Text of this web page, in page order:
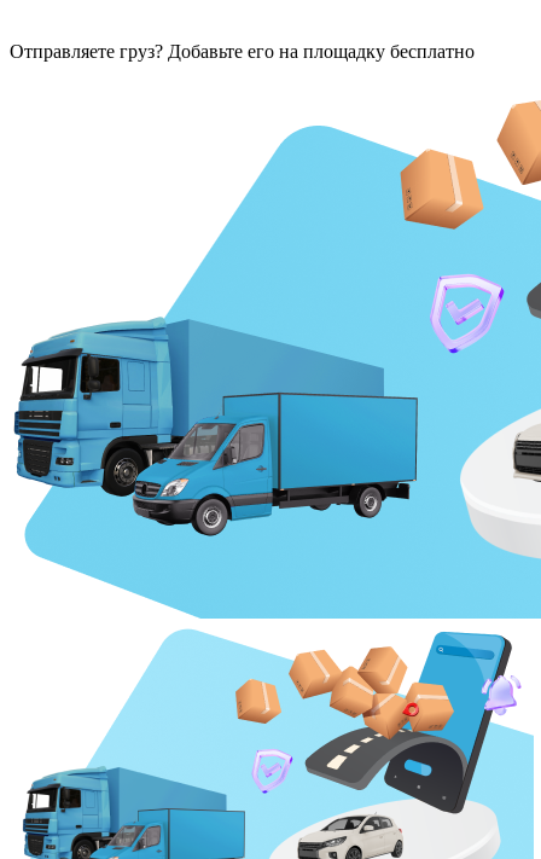
Отправляете груз? Добавьте его на площадку бесплатно